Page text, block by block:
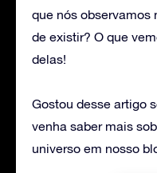
que nós observamos
de existir? O que
delas!
Gostou desse artigo
venha saber mais
universo em nosso